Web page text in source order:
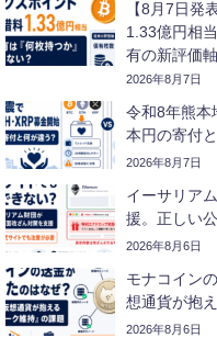
【8月7日発
1.33億円相
有の新評価
2026年8月7日
令和8年熊本
本円の寄付
2026年8月7日
イーサリア
援。正しい
2026年8月6日
モナコイン
想通貨が抱
2026年8月6日